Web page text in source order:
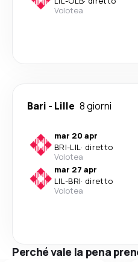
Volotea
Bari - Lille 8 giorni
mar 20 apr
BRI-LIL· diretto
Volotea
mar 27 apr
LIL-BRI· diretto
Volotea
Perché vale la pena